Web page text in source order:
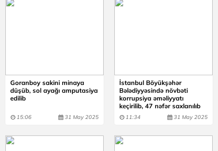
Goranboy sakini minaya
düşüb, sol ayağı amputasiya
edilib
15:06 31 May 2025
İstanbul Böyükşəhər
Bələdiyyəsində növbəti
korrupsiya əməliyyatı
keçirilib, 47 nəfər saxlanılıb
11:34 31 May 2025